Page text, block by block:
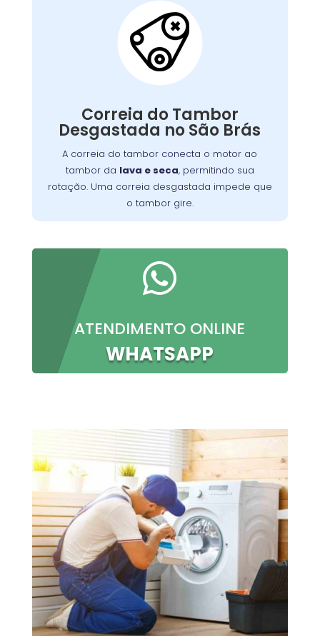
Correia do Tambor
Desgastada no São Brás
A correia do tambor conecta o motor ao
tambor da lava e seca, permitindo sua
rotação. Uma correia desgastada impede que
o tambor gire.
Correia do Tambor
Desgastada:
correia do tambor
conecta o motor ao
máquina de lavar
giro. Com o tempo, pode se desgastar, perder
que não gira, ruídos estranhos ou ciclos
incompletos.
Substituir a correia desgastada é
essencial para o funcionamento eficiente da
máquina
. Verifique periodicamente e consulte
um técnico para a troca adequada, garantindo
maior durabilidade do equipamento

ATENDIMENTO ONLINE
WHATSAPP